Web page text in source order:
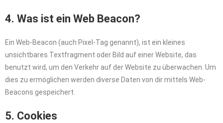
4. Was ist ein Web Beacon?
Ein Web-Beacon (auch Pixel-Tag genannt), ist ein kleines
unsichtbares Textfragment oder Bild auf einer Website, das
benutzt wird, um den Verkehr auf der Website zu überwachen. Um
dies zu ermöglichen werden diverse Daten von dir mittels Web-
Beacons gespeichert.
5. Cookies